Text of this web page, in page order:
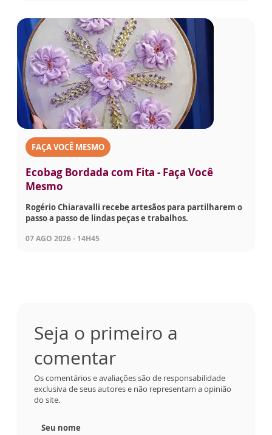
FAÇA VOCÊ MESMO
Ecobag Bordada com Fita - Faça Você
Mesmo
Rogério Chiaravalli recebe artesãos para partilharem o
passo a passo de lindas peças e trabalhos.
07 AGO 2026 - 14H45
Seja o primeiro a
comentar
Os comentários e avaliações são de responsabilidade
exclusiva de seus autores e não representam a opinião
do site.
Seu nome